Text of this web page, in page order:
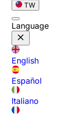
TW
Language
English
Español
Italiano